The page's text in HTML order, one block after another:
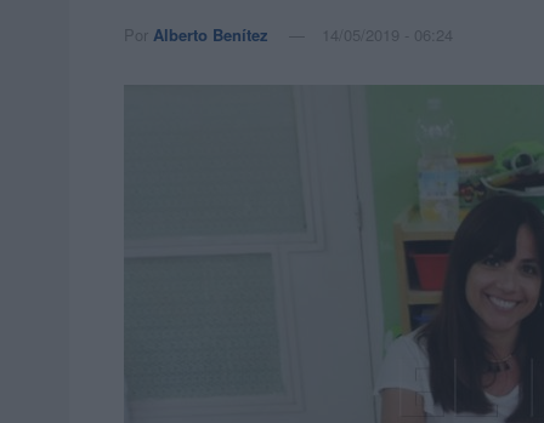
Por Alberto Benítez 14/05/2019 - 06:24